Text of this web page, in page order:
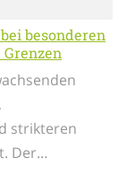
besonderen
strikteren
Der…